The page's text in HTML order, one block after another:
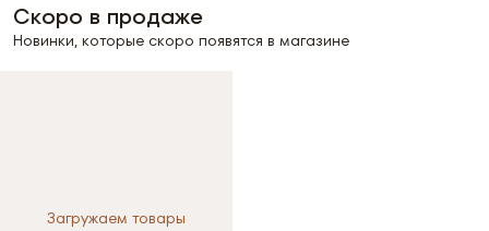
Скоро в продаже
Новинки, которые скоро появятся в магазине
Загружаем товары